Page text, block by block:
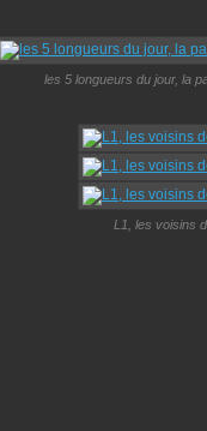
les 5 longueurs du jour, la
L1, les voisins